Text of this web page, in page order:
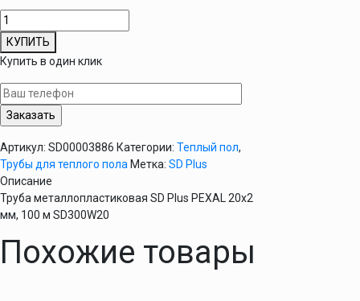
Количество
товара
Труба
металлопластиковая
SD
Plus
PEXAL
мм,
100
м
SD300W20
КУПИТЬ
Купить в один клик
Артикул: SD00003886 Категории: Теплый пол,
Трубы для теплого пола Метка: SD Plus
Описание
Труба металлопластиковая SD Plus PEXAL 20х2
мм, 100 м SD300W20
Похожие товары